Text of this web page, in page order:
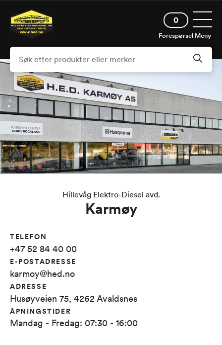
hovedinnhold
0
Forespørsel Meny
Hillevåg Elektro-Diesel avd.
Karmøy
TELEFON
+47 52 84 40 00
E-POSTADRESSE
karmoy@hed.no
ADRESSE
Husøyveien 75, 4262 Avaldsnes
ÅPNINGSTIDER
Mandag - Fredag: 07:30 - 16:00